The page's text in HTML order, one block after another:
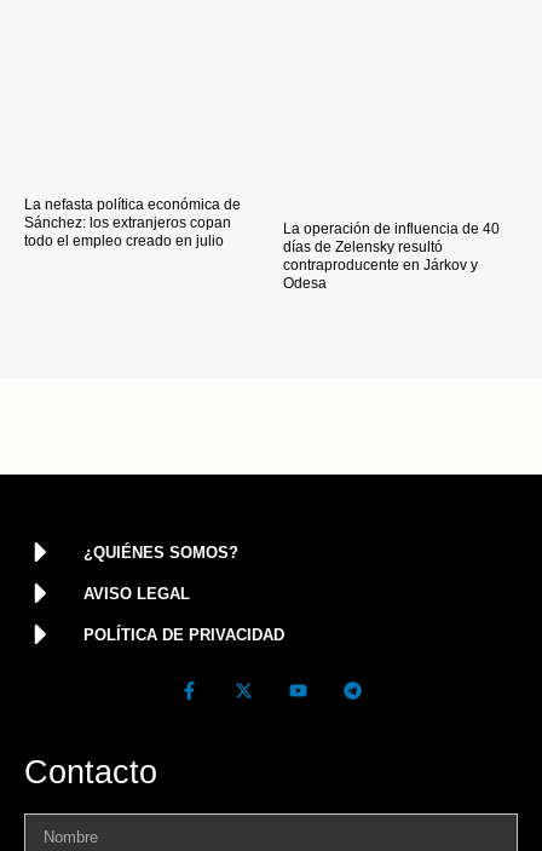
La nefasta política económica de
Sánchez: los extranjeros copan
todo el empleo creado en julio
La operación de influencia de 40
días de Zelensky resultó
contraproducente en Járkov y
Odesa
¿QUIÉNES SOMOS?
AVISO LEGAL
POLÍTICA DE PRIVACIDAD
Contacto